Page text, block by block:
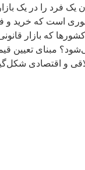
یک فرد را در یک
است که خرید و
که بازار
مبنای تعیین
و اقتصادی